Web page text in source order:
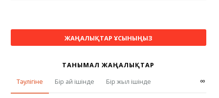
ЖАҢАЛЫҚТАР ҰСЫНЫҢЫЗ
ТАНЫМАЛ ЖАҢАЛЫҚТАР
Тәулігіне
Бір ай ішінде Бір жыл ішінде ∞